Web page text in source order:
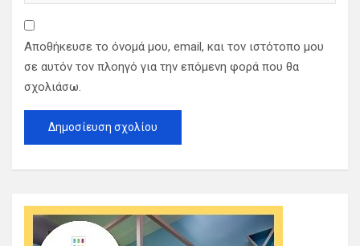
Αποθήκευσε το όνομά μου, email, και τον ιστότοπο μου
σε αυτόν τον πλοηγό για την επόμενη φορά που θα
σχολιάσω.